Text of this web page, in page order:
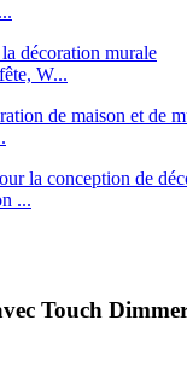
W...
...
Touch